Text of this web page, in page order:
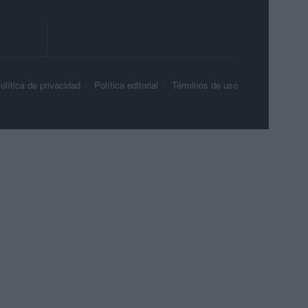
de privacidad Política editorial Términos de uso